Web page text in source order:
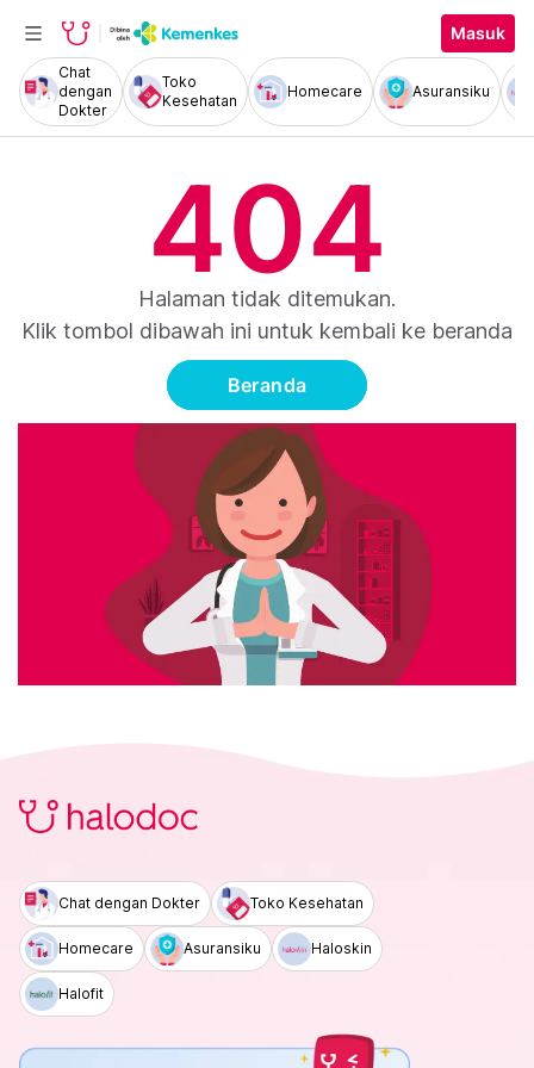
Masuk
Chat
dengan
Dokter
Toko
Kesehatan
Homecare Asuransiku
404
Halaman tidak ditemukan.
Klik tombol dibawah ini untuk kembali ke beranda
Beranda
Chat dengan Dokter Toko Kesehatan
Homecare Asuransiku Haloskin
Halofit